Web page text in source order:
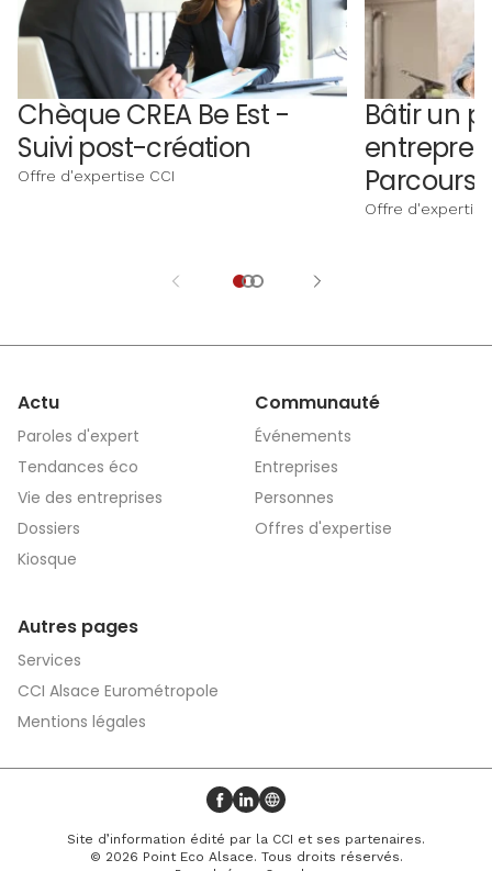
Chèque CREA Be Est -
Suivi post-création
Offre d'expertise CCI
Bâtir un
Parcours
Offre d'expertise
Actu
Paroles d'expert
Tendances éco
Vie des entreprises
Dossiers
Kiosque
Communauté
Événements
Entreprises
Personnes
Offres d'expertise
Autres pages
Services
CCI Alsace Eurométropole
Mentions légales
Profil Facebook
Profil LinkedIn
Site web
Site d’information édité par la CCI et ses partenaires.
© 2026 Point Eco Alsace. Tous droits réservés.